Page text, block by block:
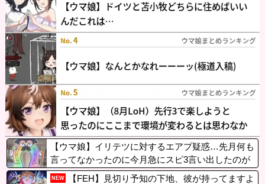
【ウマ娘】イリテツに対するエアプ疑惑…先月何も
言ってなかったのに今月急にスピ3言い出したのが
怪しいよな。
NEW
【FEH】見切り予知の下地、彼が持ってますよ